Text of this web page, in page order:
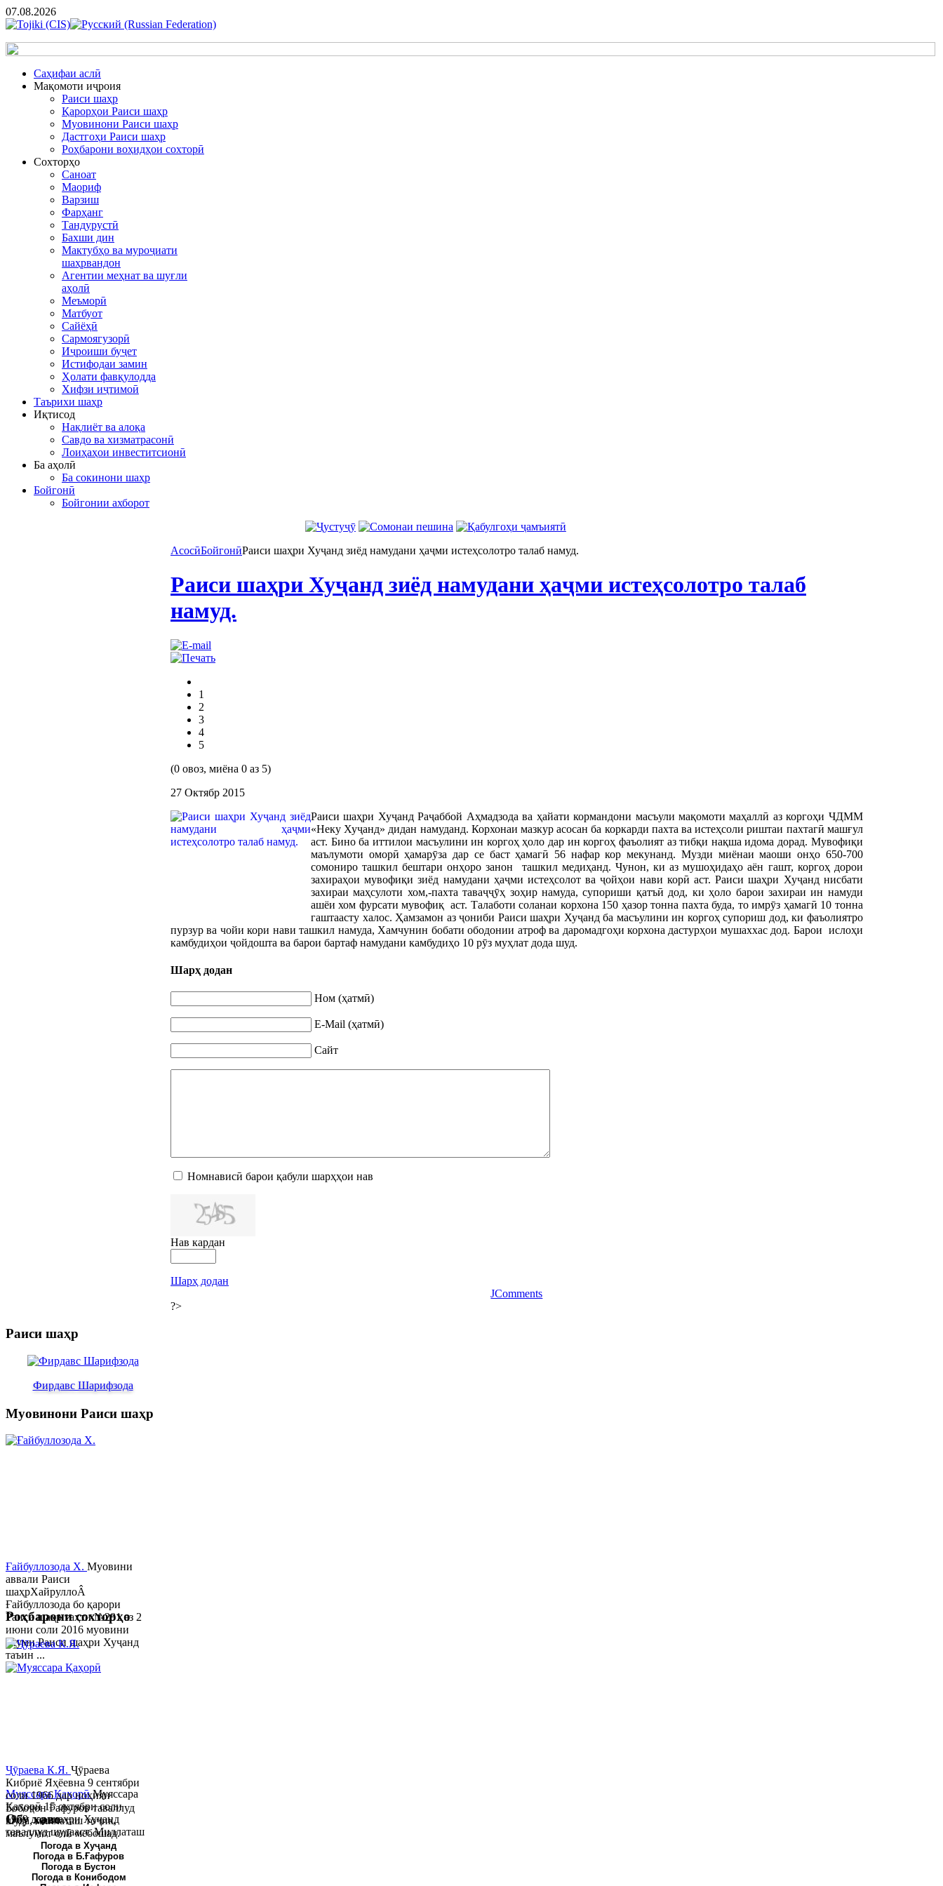
07.08.2026
Cаҳифаи аслӣ
Мақомоти иҷроия
Раиси шаҳр
Қарорҳои Раиси шаҳр
Муовинони Раиси шаҳр
Дастгоҳи Раиси шаҳр
Роҳбарони воҳидҳои сохторӣ
Сохторҳо
Саноат
Маориф
Варзиш
Фарҳанг
Тандурустӣ
Бахши дин
Мактубҳо ва муроҷиати
шаҳрвандон
Агентии меҳнат ва шуғли
аҳолӣ
Меъморӣ
Матбуот
Сайёҳӣ
Сармоягузорӣ
Иҷроиши буҷет
Истифодаи замин
Ҳолати фавқулодда
Хифзи иҷтимоӣ
Таърихи шаҳр
Иқтисод
Нақлиёт ва алоқа
Савдо ва хизматрасонӣ
Лоиҳаҳои инвеститсионӣ
Ба аҳолӣ
Ба сокинони шаҳр
Бойгонӣ
Бойгонии ахборот
АсосӣБойгонӣРаиси шаҳри Хуҷанд зиёд намудани ҳаҷми истеҳсолотро талаб намуд.
Раиси шаҳри Хуҷанд зиёд намудани ҳаҷми истеҳсолотро талаб
намуд.
1
2
3
4
5
(0 овоз, миёна 0 аз 5)
27 Октябр 2015
Раиси шаҳри Хуҷанд Раҷаббой Аҳмадзода ва ҳайати кормандони масъули мақомоти маҳаллӣ аз коргоҳи ЧДММ
«Неку Хуҷанд» дидан намуданд. Корхонаи мазкур асосан ба коркарди пахта ва истеҳсоли риштаи пахтагӣ машғул
аст. Бино ба иттилои масъулини ин коргоҳ ҳоло дар ин коргоҳ фаъолият аз тибқи нақша идома дорад. Мувофиқи
маълумоти оморӣ ҳамарӯза дар се баст ҳамагӣ 56 нафар кор мекунанд. Музди миёнаи маоши онҳо 650-700
сомониро ташкил бештари онҳоро занон ташкил медиҳанд. Чунон, ки аз мушоҳидаҳо аён гашт, коргоҳ дорои
захираҳои мувофиқи зиёд намудани ҳаҷми истеҳсолот ва ҷойҳои нави корӣ аст. Раиси шаҳри Хуҷанд нисбати
захираи маҳсулоти хом,-пахта таваҷҷӯҳ зоҳир намуда, супориши қатъӣ дод, ки ҳоло барои захираи ин намуди
ашёи хом фурсати мувофиқ аст. Талаботи соланаи корхона 150 ҳазор тонна пахта буда, то имрӯз ҳамагӣ 10 тонна
гаштаасту халос. Ҳамзамон аз ҷониби Раиси шаҳри Хуҷанд ба масъулини ин коргоҳ супориш дод, ки фаъолиятро
пурзур ва чойи кори нави ташкил намуда, Хамчунин бобати ободонии атроф ва даромадгоҳи корхона дастурҳои мушаххас дод. Барои ислоҳи
камбудиҳои ҷойдошта ва барои бартаф намудани камбудиҳо 10 рӯз муҳлат дода шуд.
Шарҳ додан
Ном (ҳатмӣ)
E-Mail (ҳатмӣ)
Сайт
Номнависӣ барои қабули шарҳҳои нав
Нав кардан
Шарҳ додан
JComments
?>
Раиси шаҳр
Фирдавс Шарифзода
Муовинони Раиси шаҳр
Ғайбуллозода Х. Муовини
аввали Раиси
шаҳрХайруллоÂ
Ғайбуллозода бо қарори
Раиси шаҳр таҳти №281 аз 2
июни соли 2016 муовини
якуми Раиси шаҳри Хуҷанд
таъин ...
Муяссара ҚаҳорӣМуяссара
Қаҳорӣ 15 октябри соли
1979 дар шаҳри Хуҷанд
таваллуд шудааст. Миллаташ
тоҷик. Маълумот олӣ. Соли
2002 Донишгоҳи давлатии
Хуҷанд ба...
Роҳбарони сохторҳо
Ҷӯраева К.Я. Ҷӯраева
Кибриё Яҳёевна 9 сентябри
соли 1966 дар ноҳияи
Бобоҷон Ғафуров таваллуд
шуда, миллаташ тоҷик,
маълумот олӣ мебошад.
Соли 1997 Донишг...
Обу хаво
Погода в Хуҷанд
Погода в Б.Ғафуров
Погода в Бустон
Погода в Конибодом